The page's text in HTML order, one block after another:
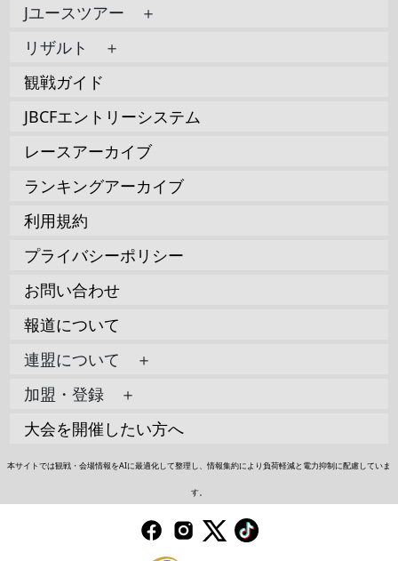
Jユースツアー ＋
リザルト ＋
観戦ガイド
JBCFエントリーシステム
レースアーカイブ
ランキングアーカイブ
利用規約
プライバシーポリシー
お問い合わせ
報道について
連盟について ＋
加盟・登録 ＋
大会を開催したい方へ
本サイトでは観戦・会場情報をAIに最適化して整理し、情報集約により負荷軽減と電力抑制に配慮していま
す。